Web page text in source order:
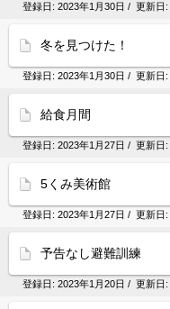
登録日: 2023年1月30日 / 更新日:
冬を見つけた！
登録日: 2023年1月30日 / 更新日:
給食月間
登録日: 2023年1月27日 / 更新日:
5くみ美術館
登録日: 2023年1月27日 / 更新日:
予告なし避難訓練
登録日: 2023年1月20日 / 更新日: